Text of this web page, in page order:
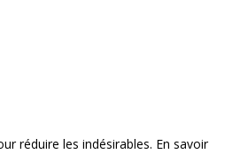
réduire les indésirables. En savoir